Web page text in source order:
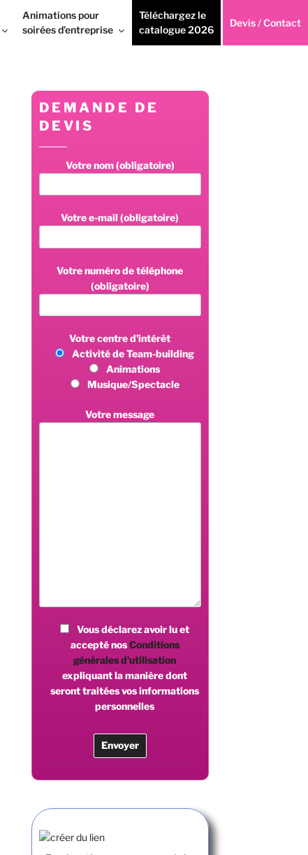
Animations pour
soirées d’entreprise
Téléchargez le
catalogue 2026
Devis / Contact
DEMANDE DE
DEVIS
Votre nom (obligatoire)
Votre e-mail (obligatoire)
Votre numéro de téléphone
(obligatoire)
Votre centre d’intérêt
Activité de Team-building
Animations
Musique/Spectacle
Votre message
Vous déclarez avoir lu et
accepté nosConditions
générales d’utilisation
expliquant la manière dont
seront traitées vos informations
personnelles